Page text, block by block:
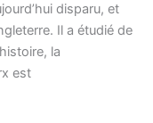
disparu, et
Il a étudié de
la
est